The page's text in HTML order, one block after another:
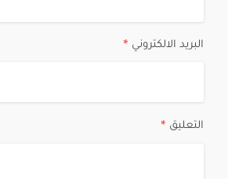
البريد الالكتروني *
التعليق *